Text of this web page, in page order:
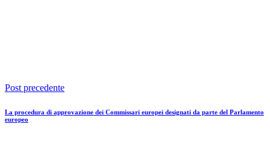
Post precedente
La procedura di approvazione dei Commissari europei designati da parte del Parlamento
europeo